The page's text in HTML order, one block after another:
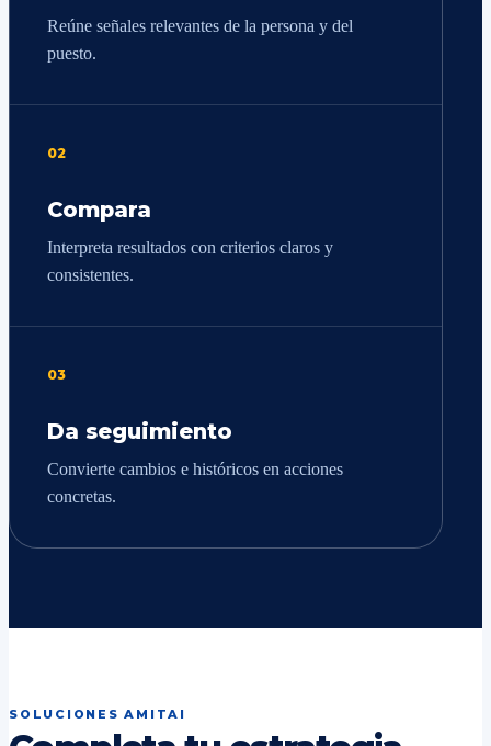
Reúne señales relevantes de la persona y del
puesto.
02
Compara
Interpreta resultados con criterios claros y
consistentes.
03
Da seguimiento
Convierte cambios e históricos en acciones
concretas.
SOLUCIONES AMITAI